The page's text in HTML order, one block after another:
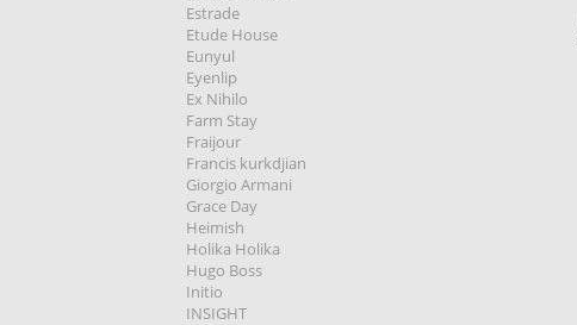
Estrade
Etude House
Eunyul
Eyenlip
Ex Nihilo
Farm Stay
Fraijour
Francis kurkdjian
Giorgio Armani
Grace Day
Heimish
Holika Holika
Hugo Boss
Initio
INSIGHT